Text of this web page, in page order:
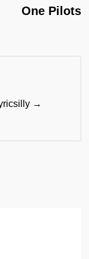
One Pilots
→